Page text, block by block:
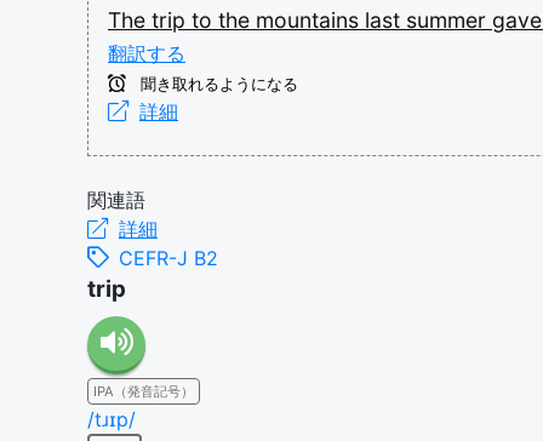
The trip to the mountains last summer
翻訳する
聞き取れるようになる
詳細
関連語
詳細
CEFR-J B2
trip
IPA（発音記号）
/tɹɪp/